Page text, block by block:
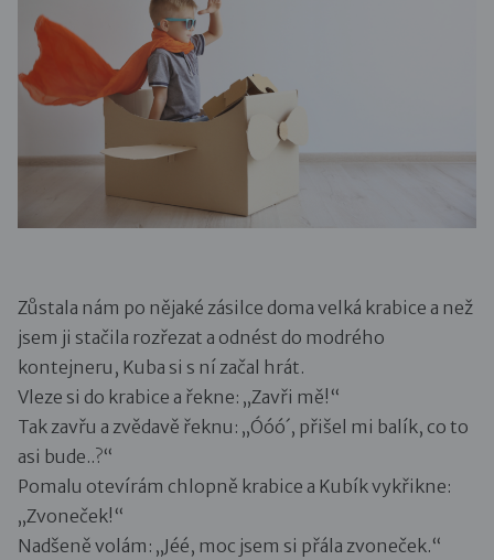
Zůstala nám po nějaké zásilce doma velká krabice a než
jsem ji stačila rozřezat a odnést do modrého
kontejneru, Kuba si s ní začal hrát.
Vleze si do krabice a řekne: „Zavři mě!“
Tak zavřu a zvědavě řeknu: „Óóó´, přišel mi balík, co to
asi bude..?“
Pomalu otevírám chlopně krabice a Kubík vykřikne:
„Zvoneček!“
Nadšeně volám: „Jéé, moc jsem si přála zvoneček.“